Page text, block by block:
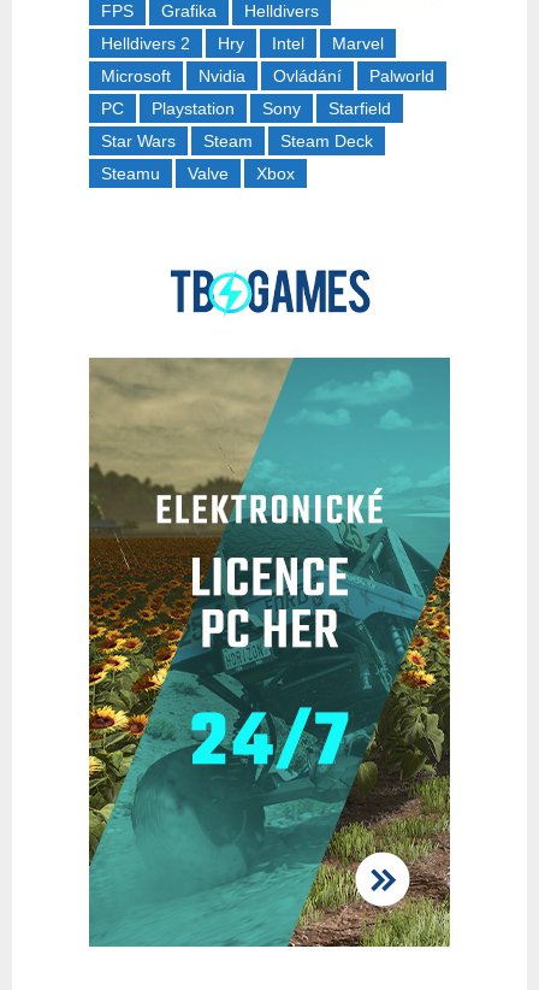
FPS
Grafika
Helldivers
Helldivers 2
Hry Intel
Marvel
Microsoft
Nvidia Ovládání
Palworld
PC
Playstation Sony
Starfield
Star Wars
Steam
Steam Deck
Steamu
Valve Xbox